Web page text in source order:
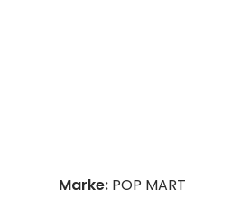
Marke:POP MART